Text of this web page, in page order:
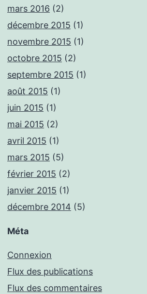
mars 2016 (2)
décembre 2015 (1)
novembre 2015 (1)
octobre 2015 (2)
septembre 2015 (1)
août 2015 (1)
juin 2015 (1)
mai 2015 (2)
avril 2015 (1)
mars 2015 (5)
février 2015 (2)
janvier 2015 (1)
décembre 2014 (5)
Méta
Connexion
Flux des publications
Flux des commentaires